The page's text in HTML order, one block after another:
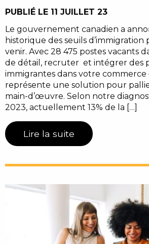
PUBLIÉ LE 11 JUILLET 23
Le gouvernement canadien a
historique des seuils d’immigration
venir. Avec 28 475 postes vacants
de détail, recruter et intégrer des
immigrantes dans votre commerce
représente une solution pour
main-d’œuvre. Selon notre
2023, actuellement 13% de la […]
Lire la suite